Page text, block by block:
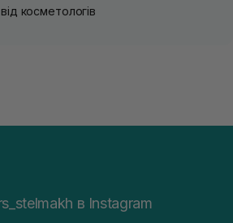
косметологів
в Instagram